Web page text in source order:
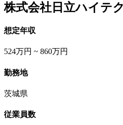
株式会社日立ハイテク
想定年収
524万円 ~ 860万円
勤務地
茨城県
従業員数